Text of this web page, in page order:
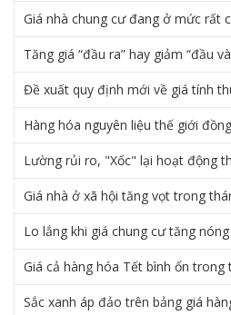
Giá nhà chung cư đang ở mức rất
Tăng giá “đầu ra” hay giảm “đầu
Đề xuất quy định mới về giá tính
Hàng hóa nguyên liệu thế giới
Lường rủi ro, "Xốc" lại hoạt động
Giá nhà ở xã hội tăng vọt trong
Lo lắng khi giá chung cư tăng
Giá cả hàng hóa Tết bình ổn
Sắc xanh áp đảo trên bảng giá